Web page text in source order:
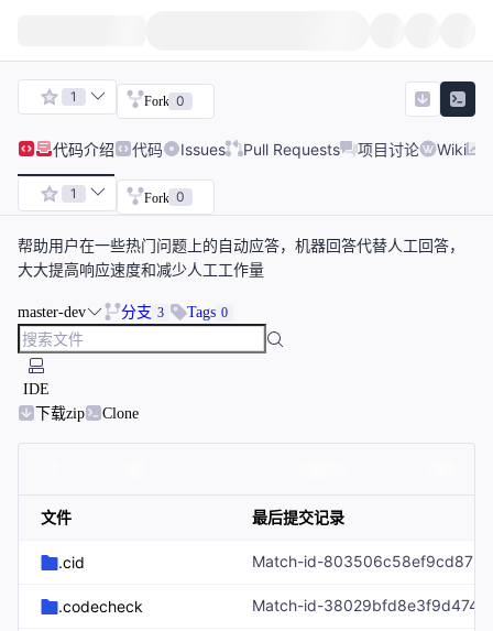
1 Fork 0
代码介绍 代码 Issues Pull Requests 项目讨论 Wiki
1 Fork 0
帮助用户在一些热门问题上的自动应答，机器回答代替人工回答，
大大提高响应速度和减少人工工作量
master-dev 分支 3 Tags 0
IDE
下载zip
Clone
文件 最后提交记录
.cid
.codecheck